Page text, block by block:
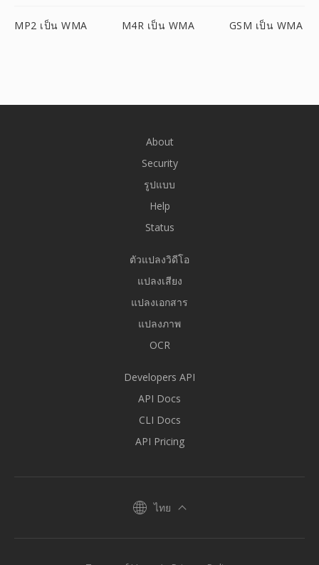
MP2 เป็น WMA M4R เป็น WMA GSM เป็น WMA
About
Security
รูปแบบ
Help
Status
ตัวแปลงวิดีโอ
แปลงเสียง
แปลงเอกสาร
แปลงภาพ
OCR
Developers API
API Docs
CLI Docs
API Pricing
ไทย